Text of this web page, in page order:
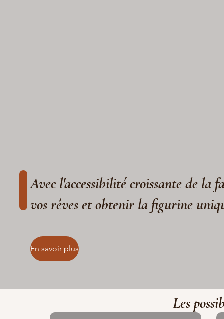
Avec l'accessibilité croissante de la
vos rêves et obtenir la figurine
En savoir plus
Les